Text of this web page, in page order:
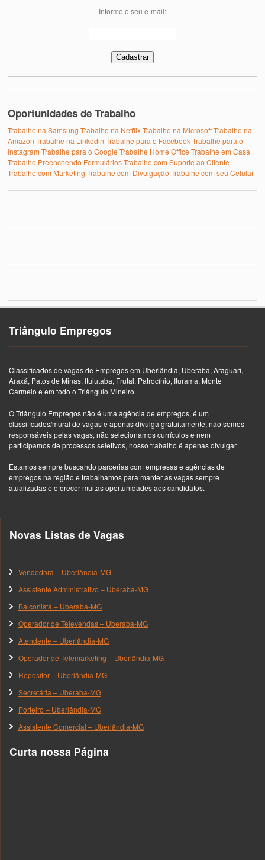
Informe o seu e-mail:
Oportunidades de Trabalho
Trabalhe na Samsung Trabalhe na NetflixTrabalhe na MicrosoftTrabalhe na
Amazon Trabalhe na Linkedin Trabalhe para o FacebookTrabalhe para o
Instagram Trabalhe para o Google Trabalhe Home Office Trabalhe em Casa
Trabalhe Preenchendo FormuláriosTrabalhe com Suporte ao Cliente
Trabalhe com Marketing Trabalhe com Divulgação Trabalhe com seu Celular
Triângulo Empregos
Classificados de vagas de Empregos em Uberlândia, Uberaba, Araguari,
Araxá, Patos de Minas, Ituiutaba, Frutal, Patrocínio, Iturama, Monte
Carmelo e em todo o Triângulo Mineiro.
O Triângulo Empregos não é uma agência de empregos, é um
classificados/mural de vagas e apenas divulga gratuitamente, não somos
responsáveis pelas vagas, não selecionamos currículos e nem
participamos de processos seletivos, nosso trabalho é apenas divulgar.
Estamos sempre buscando parcerias com empresas e agências de
empregos na região e trabalhamos para manter as vagas sempre
atualizadas e oferecer muitas oportunidades aos candidatos.
Novas Listas de Vagas
Vendedora – Uberlândia-MG
Assistente Administrativo – Uberaba-MG
Balconista – Uberaba-MG
Operador de Televendas – Uberaba-MG
Atendente – Uberlândia-MG
Operador de Telemarketing – Uberlândia-MG
Repositor – Uberlândia-MG
Secretária – Uberaba-MG
Porteiro – Uberlândia-MG
Assistente Comercial – Uberlândia-MG
Curta nossa Página